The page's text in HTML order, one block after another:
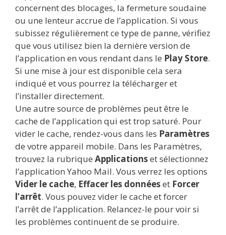
concernent des blocages, la fermeture soudaine
ou une lenteur accrue de l’application. Si vous
subissez régulièrement ce type de panne, vérifiez
que vous utilisez bien la dernière version de
l’application en vous rendant dans le Play Store.
Si une mise à jour est disponible cela sera
indiqué et vous pourrez la télécharger et
l’installer directement.
Une autre source de problèmes peut être le
cache de l’application qui est trop saturé. Pour
vider le cache, rendez-vous dans les Paramètres
de votre appareil mobile. Dans les Paramètres,
trouvez la rubrique Applicationset sélectionnez
l’application Yahoo Mail. Vous verrez les options
Vider le cache, Effacer les donnéeset Forcer
l’arrêt. Vous pouvez vider le cache et forcer
l’arrêt de l’application. Relancez-le pour voir si
les problèmes continuent de se produire.